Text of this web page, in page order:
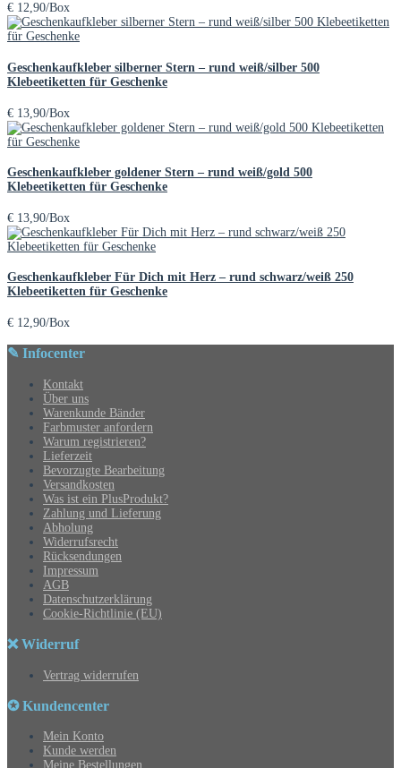
€ 12,90/Box
Geschenkaufkleber silberner Stern – rund weiß/silber 500
Klebeetiketten für Geschenke
€ 13,90/Box
Geschenkaufkleber goldener Stern – rund weiß/gold 500
Klebeetiketten für Geschenke
€ 13,90/Box
Geschenkaufkleber Für Dich mit Herz – rund schwarz/weiß 250
Klebeetiketten für Geschenke
€ 12,90/Box
✎ Infocenter
Kontakt
Über uns
Warenkunde Bänder
Farbmuster anfordern
Warum registrieren?
Lieferzeit
Bevorzugte Bearbeitung
Versandkosten
Was ist ein PlusProdukt?
Zahlung und Lieferung
Abholung
Widerrufsrecht
Rücksendungen
Impressum
AGB
Datenschutzerklärung
Cookie-Richtlinie (EU)
❌ Widerruf
Vertrag widerrufen
✪ Kundencenter
Mein Konto
Kunde werden
Meine Bestellungen